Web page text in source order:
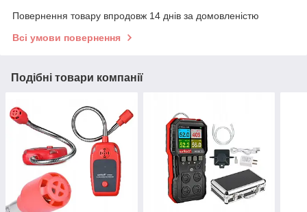
Повернення товару впродовж 14 днів за домовленістю
Всі умови повернення
Подібні товари компанії